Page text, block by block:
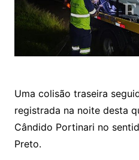
Uma colisão traseira
registrada na noite desta
Cândido Portinari no
Preto.